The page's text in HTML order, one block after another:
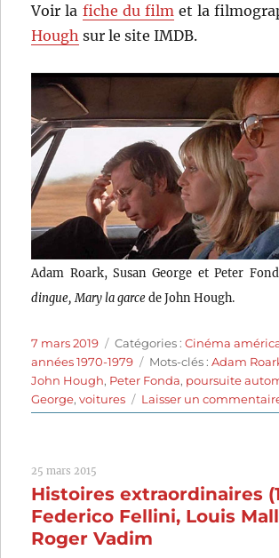
Voir la fiche du filmet la
Hough sur le site IMDB.
Adam Roark, Susan George et Peter
dingue, Mary la garcede John Hough.
Publié
le
7 mars 2019 Catégories
Catégories :Cinéma
années 1970-1979
Étiquettes
Mots-clés :Adam
John Hough, Peter Fonda, poursuite
George,voitures Laisser un
25 mars 2015
Histoires extraordinaires
Federico Fellini, Louis
Roger Vadim